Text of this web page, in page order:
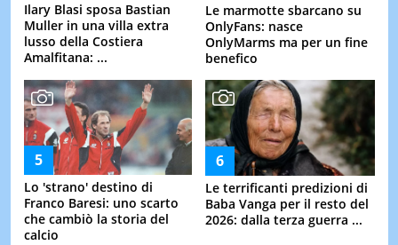
Ilary Blasi sposa Bastian
Muller in una villa extra
lusso della Costiera
Amalfitana: ...
Le marmotte sbarcano su
OnlyFans: nasce
OnlyMarms ma per un fine
benefico
Lo 'strano' destino di
Franco Baresi: uno scarto
che cambiò la storia del
calcio
Le terrificanti predizioni di
Baba Vanga per il resto del
2026: dalla terza guerra ...